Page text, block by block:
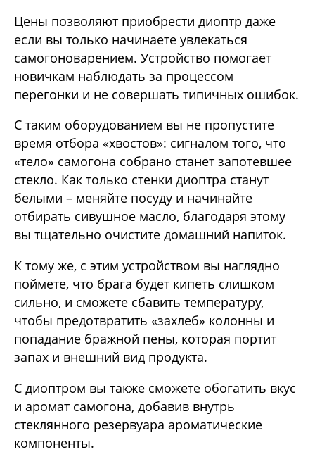
Цены позволяют приобрести диоптр даже
если вы только начинаете увлекаться
самогоноварением. Устройство помогает
новичкам наблюдать за процессом
перегонки и не совершать типичных ошибок.
С таким оборудованием вы не пропустите
время отбора «хвостов»: сигналом того, что
«тело» самогона собрано станет запотевшее
стекло. Как только стенки диоптра станут
белыми – меняйте посуду и начинайте
отбирать сивушное масло, благодаря этому
вы тщательно очистите домашний напиток.
К тому же, с этим устройством вы наглядно
поймете, что брага будет кипеть слишком
сильно, и сможете сбавить температуру,
чтобы предотвратить «захлеб» колонны и
попадание бражной пены, которая портит
запах и внешний вид продукта.
С диоптром вы также сможете обогатить вкус
и аромат самогона, добавив внутрь
стеклянного резервуара ароматические
компоненты.